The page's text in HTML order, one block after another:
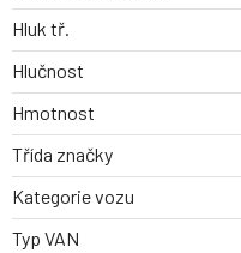
Hluk tř.
Hlučnost
Hmotnost
Třída značky
Kategorie vozu
Typ VAN